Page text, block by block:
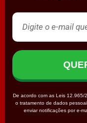
De acordo com as Leis
o tratamento de dados
enviar notificações por e-